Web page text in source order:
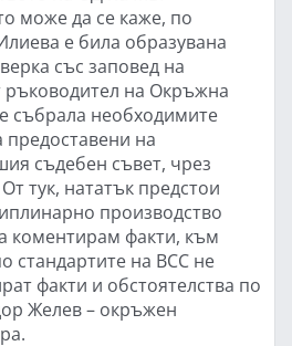
може да се каже, по
е била образувана
със заповед на
ръководител на Окръжна
събрала необходимите
предоставени на
съдебен съвет, чрез
тук, нататък предстои
производство
коментирам факти, към
стандартите на ВСС не
факти и обстоятелства по
Желев – окръжен